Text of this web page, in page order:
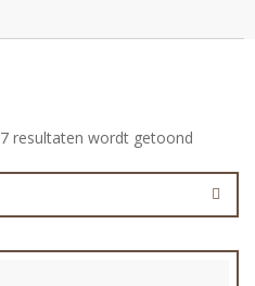
resultaten wordt getoond